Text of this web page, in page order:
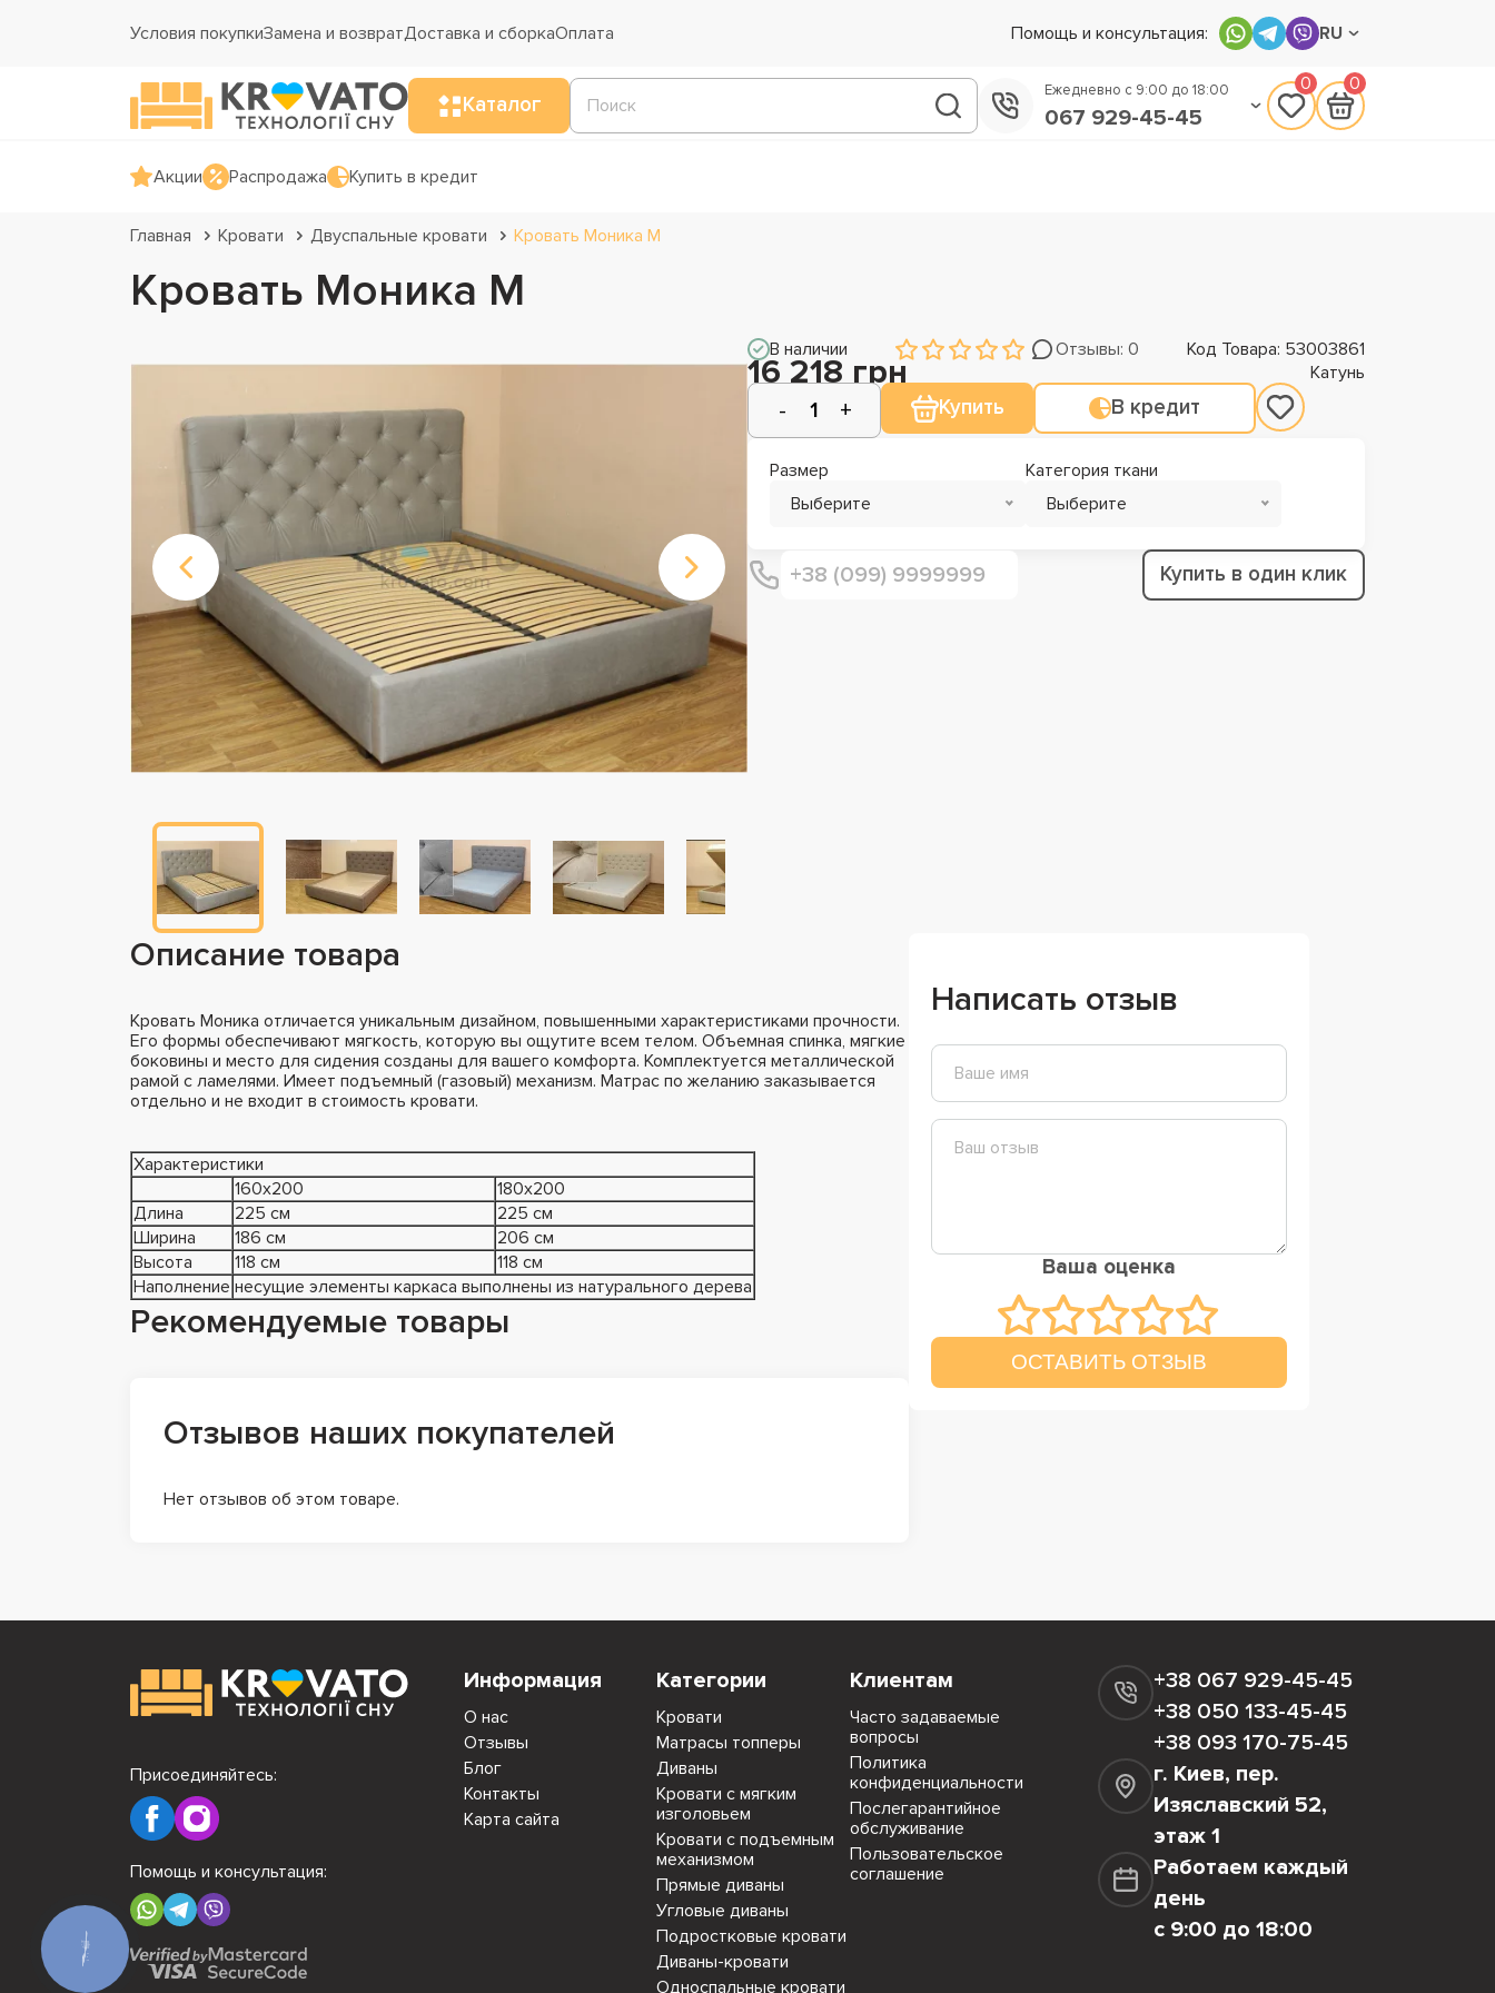
Условия покупкиЗамена и возвратДоставка и сборкаОплата Помощь и консультация: RU
Каталог
Ежедневно с 9:00 до 18:00
067 929-45-45
0 0
Акции Распродажа Купить в кредит
Главная Кровати Двуспальные кровати Кровать Моника М
Кровать Моника М
В наличии Отзывы: 0 Код Товара: 53003861
16 218 грн Катунь
Купить В кредит
Размер
Выберите
Категория ткани
Выберите
Купить в один клик
Описание товара
Кровать Моника отличается уникальным дизайном, повышенными характеристиками прочности.
Его формы обеспечивают мягкость, которую вы ощутите всем телом. Объемная спинка, мягкие
боковины и место для сидения созданы для вашего комфорта. Комплектуется металлической
рамой с ламелями. Имеет подъемный (газовый) механизм. Матрас по желанию заказывается
отдельно и не входит в стоимость кровати.
Характеристики
160х200
180х200
Длина
225 см
225 см
Ширина
186 см
206 см
Высота
118 см
118 см
Наполнение несущие элементы каркаса выполнены из натурального дерева
Рекомендуемые товары
Отзывов наших покупателей
Нет отзывов об этом товаре.
Написать отзыв
Ваша оценка
ОСТАВИТЬ ОТЗЫВ
Информация
О нас
Отзывы
Блог
Контакты
Карта сайта
Категории
Кровати
Матрасы топперы
Диваны
Кровати с мягким
изголовьем
Кровати с подъемным
механизмом
Прямые диваны
Угловые диваны
Подростковые кровати
Диваны-кровати
Односпальные кровати
Клиентам
Часто задаваемые
вопросы
Политика
конфиденциальности
Послегарантийное
обслуживание
Пользовательское
соглашение
+38 067 929-45-45
+38 050 133-45-45
+38 093 170-75-45
г. Киев, пер.
Изяславский 52,
этаж 1
Работаем каждый
день
с 9:00 до 18:00
Присоединяйтесь:
Помощь и консультация:
КНОПКА
СВЯЗИ